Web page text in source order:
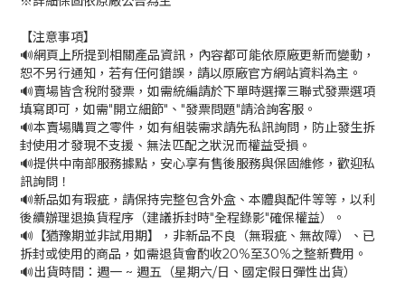
【注意事項】
🔊網頁上所提到相關產品資訊，內容都可能依原廠更新而變動，
恕不另行通知，若有任何錯誤，請以原廠官方網站資料為主。
🔊賣場皆含稅附發票，如需統編請於下單時選擇三聯式發票選項
填寫即可，如需"開立細節"、"發票問題"請洽詢客服。
🔊本賣場購買之零件，如有組裝需求請先私訊詢問，防止發生拆
封使用才發現不支援、無法匹配之狀況而權益受損。
🔊提供中南部服務據點，安心享有售後服務與保固維修，歡迎私
訊詢問！
🔊新品如有瑕疵，請保持完整包含外盒、本體與配件等等，以利
後續辦理退換貨程序（建議拆封時"全程錄影"確保權益）。
🔊【猶豫期並非試用期】，非新品不良（無瑕疵、無故障）、已
拆封或使用的商品，如需退貨會酌收20%至30%之整新費用。
🔊出貨時間：週一 ~ 週五（星期六/日、國定假日彈性出貨）